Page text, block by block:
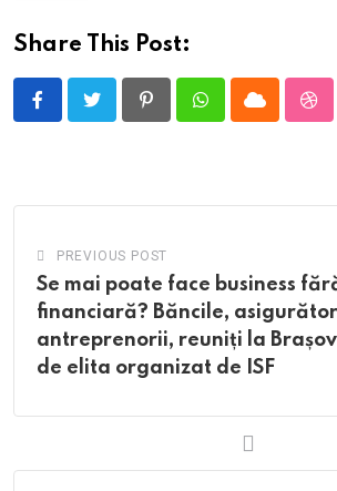
Share This Post:
PinterestWhatsappCloud
PREVIOUS POST
Se mai poate face business
financiară? Băncile,
antreprenorii, reuniți la
de elita organizat de ISF